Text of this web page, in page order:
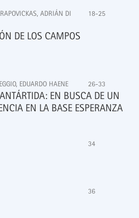
ADRIÁN DI
18-25
DE LOS CAMPOS
EDUARDO HAENE 26-33
EN BUSCA DE UN
EN LA BASE ESPERANZA
34
36